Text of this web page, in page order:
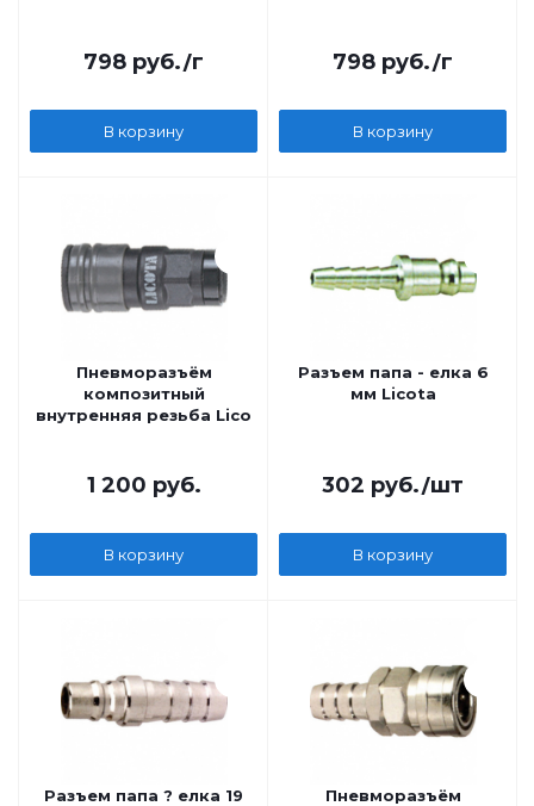
798 руб./г
В корзину
798 руб./г
В корзину
Пневморазъём
композитный
внутренняя резьба Licota
1 200 руб.
В корзину
Разъем папа - елка 6
мм Licota
302 руб./шт
В корзину
Разъем папа ? елка 19
Пневморазъём